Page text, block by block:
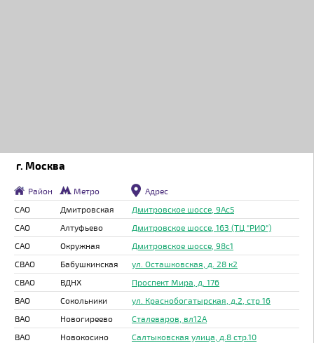
г. Москва
Район Метро
Адрес
САО
Дмитровская
Дмитровское шоссе, 9Ас5
САО
Алтуфьево
Дмитровское шоссе, 163 (ТЦ "РИО")
САО
Окружная
Дмитровское шоссе, 98с1
СВАО
Бабушкинская
ул. Осташковская, д. 28 к2
СВАО
ВДНХ
Проспект Мира, д. 176
ВАО
Сокольники
ул. Краснобогатырская, д.2, стр 16
ВАО
Новогиреево
Сталеваров, вл12А
ВАО
Новокосино
Салтыковская улица, д.8 стр.10